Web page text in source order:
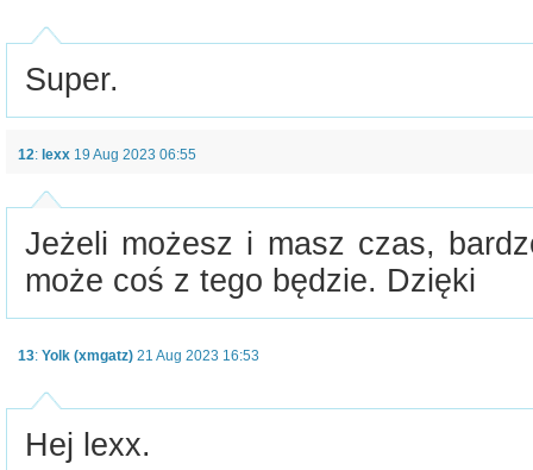
Super.
12: lexx 19 Aug 2023 06:55
Jeżeli możesz i masz czas,
może coś z tego będzie. Dzięki
13: Yolk (xmgatz) 21 Aug 2023 16:53
Hej lexx.